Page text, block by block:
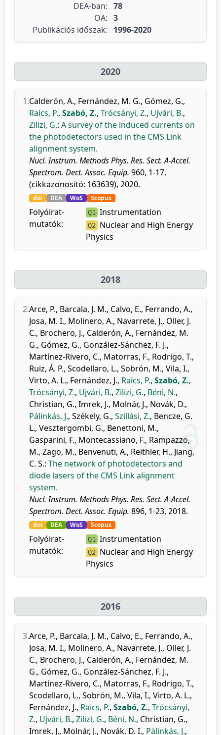
DEA-ban: 78
OA: 3
Publikációs időszak:
1996-2020
2020
1.Calderón, A., Fernández, M. G., Gómez, G.,
Raics, P., Szabó, Z., Trócsányi, Z., Ujvári, B.,
Zilizi, G.: A survey of the induced currents on
the photodetectors used in the CMS Link
alignment system.
Nucl. Instrum. Methods Phys. Res. Sect. A-Accel.
Spectrom. Dect. Assoc. Equip. 960, 1-17,
(cikkazonosító: 163639), 2020.
doi DEA WoS Scopus
Folyóirat-
mutatók:
Q1 Instrumentation
Q2
Nuclear and High Energy
Physics
2018
2.Arce, P., Barcala, J. M., Calvo, E., Ferrando, A.,
Josa, M. I., Molinero, A., Navarrete, J., Oller, J.
C., Brochero, J., Calderón, A., Fernández, M.
G., Gómez, G., González-Sánchez, F. J.,
Martínez-Rivero, C., Matorras, F., Rodrigo, T.,
Ruiz, Á. P., Scodellaro, L., Sobrón, M., Vila, I.,
Virto, A. L., Fernández, J., Raics, P., Szabó, Z.,
Trócsányi, Z., Ujvári, B., Zilizi, G., Béni, N.,
Christian, G., Imrek, J., Molnár, J., Novák, D.,
Pálinkás, J., Székely, G., Szillási, Z., Bencze, G.
L., Vesztergombi, G., Benettoni, M.,
Gasparini, F., Montecassiano, F., Rampazzo,
M., Zago, M., Benvenuti, A., Reithler, H., Jiang,
C. S.: The network of photodetectors and
diode lasers of the CMS Link alignment
system.
Nucl. Instrum. Methods Phys. Res. Sect. A-Accel.
Spectrom. Dect. Assoc. Equip. 896, 1-23, 2018.
doi DEA WoS Scopus
Folyóirat-
mutatók:
Q1 Instrumentation
Q2
Nuclear and High Energy
Physics
2016
3.Arce, P., Barcala, J. M., Calvo, E., Ferrando, A.,
Josa, M. I., Molinero, A., Navarrete, J., Oller, J.
C., Brochero, J., Calderón, A., Fernández, M.
G., Gómez, G., González-Sánchez, F. J.,
Martínez-Rivero, C., Matorras, F., Rodrigo, T.,
Scodellaro, L., Sobrón, M., Vila, I., Virto, A. L.,
Fernández, J., Raics, P., Szabó, Z., Trócsányi,
Z., Ujvári, B., Zilizi, G., Béni, N., Christian, G.,
Imrek, J., Molnár, J., Novák, D. I., Pálinkás, J.,